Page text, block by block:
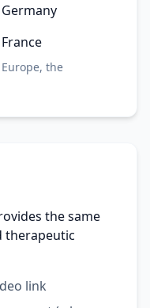
Germany
France
the
the same
therapeutic
link